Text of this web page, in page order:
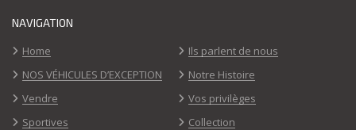
NAVIGATION
Home
Ils parlent de nous
NOS VÉHICULES D’EXCEPTION
Notre Histoire
Vendre
Vos privilèges
Sportives
Collection